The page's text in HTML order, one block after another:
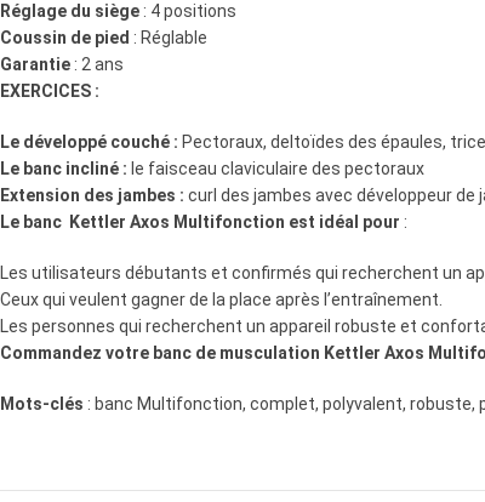
Réglage du siège : 4 positions
Coussin de pied : Réglable
Garantie : 2 ans
EXERCICES :
Le développé couché : Pectoraux, deltoïdes des épaules,
Le banc incliné : le faisceau claviculaire des pectoraux
Extension des jambes : curl des jambes avec développeur de
Le banc Kettler Axos Multifonction est idéal pour :
Les utilisateurs débutants et confirmés qui recherchent un
Ceux qui veulent gagner de la place après l’entraînement.
Les personnes qui recherchent un appareil robuste et
Commandez votre banc de musculation Kettler Axos
Mots-clés : banc Multifonction, complet, polyvalent, robuste,